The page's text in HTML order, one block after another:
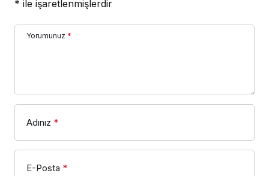
* ile işaretlenmişlerdir
Yorumunuz *
Adınız *
E-Posta *